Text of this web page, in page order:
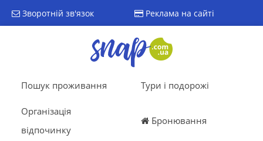
Зворотній зв'язок Реклама на сайті
Пошук проживання Тури і подорожі
Організація
відпочинку
Бронювання